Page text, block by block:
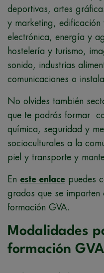
deportivas, artes
y marketing,
electrónica, energía y
hostelería y turismo,
sonido, industrias
comunicaciones o
No olvides también
que te podrás formar
química, seguridad y
socioculturales a la
piel y transporte y
En este enlace puedes
grados que se
formación GVA.
Modalidades
formación GVA